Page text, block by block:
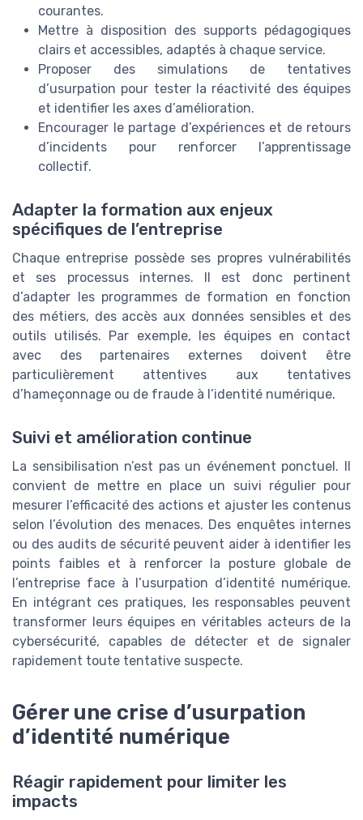
courantes.
Mettre à disposition des supports pédagogiques
clairs et accessibles, adaptés à chaque service.
Proposer des simulations de tentatives
d’usurpation pour tester la réactivité des équipes
et identifier les axes d’amélioration.
Encourager le partage d’expériences et de retours
d’incidents pour renforcer l’apprentissage
collectif.
Adapter la formation aux enjeux
spécifiques de l’entreprise
Chaque entreprise possède ses propres vulnérabilités
et ses processus internes. Il est donc pertinent
d’adapter les programmes de formation en fonction
des métiers, des accès aux données sensibles et des
outils utilisés. Par exemple, les équipes en contact
avec des partenaires externes doivent être
particulièrement attentives aux tentatives
d’hameçonnage ou de fraude à l’identité numérique.
Suivi et amélioration continue
La sensibilisation n’est pas un événement ponctuel. Il
convient de mettre en place un suivi régulier pour
mesurer l’efficacité des actions et ajuster les contenus
selon l’évolution des menaces. Des enquêtes internes
ou des audits de sécurité peuvent aider à identifier les
points faibles et à renforcer la posture globale de
l’entreprise face à l’usurpation d’identité numérique.
En intégrant ces pratiques, les responsables peuvent
transformer leurs équipes en véritables acteurs de la
cybersécurité, capables de détecter et de signaler
rapidement toute tentative suspecte.
Gérer une crise d’usurpation
d’identité numérique
Réagir rapidement pour limiter les
impacts